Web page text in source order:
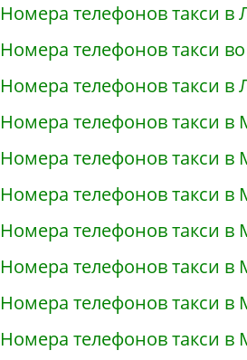
Номера телефонов такси в
Номера телефонов такси
Номера телефонов такси в
Номера телефонов такси в
Номера телефонов такси в
Номера телефонов такси в
Номера телефонов такси в
Номера телефонов такси в
Номера телефонов такси в
Номера телефонов такси в